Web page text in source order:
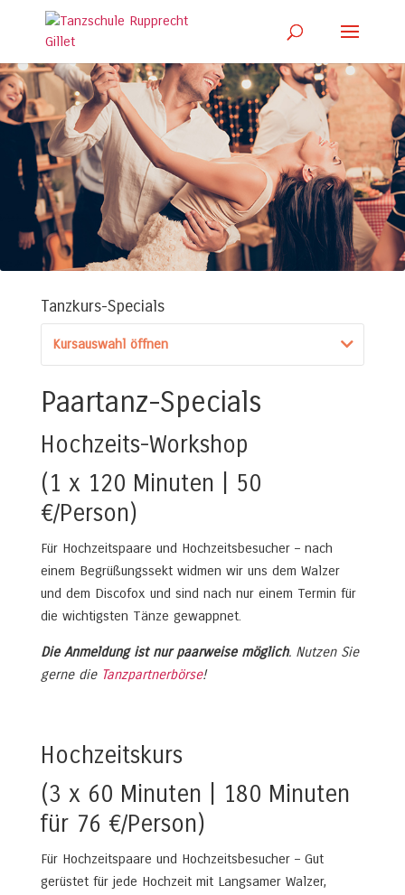
Tanzkurs-Specials
Kursauswahl öffnen
Paartanz-Specials
Hochzeits-Workshop
(1 x 120 Minuten | 50
€/Person)
Für Hochzeitspaare und Hochzeitsbesucher – nach
einem Begrüßungssekt widmen wir uns dem Walzer
und dem Discofox und sind nach nur einem Termin für
die wichtigsten Tänze gewappnet.
Die Anmeldung ist nur paarweise möglich. Nutzen Sie
gerne die Tanzpartnerbörse!
Hochzeitskurs
(3 x 60 Minuten | 180 Minuten
für 76 €/Person)
Für Hochzeitspaare und Hochzeitsbesucher – Gut
gerüstet für jede Hochzeit mit Langsamer Walzer,